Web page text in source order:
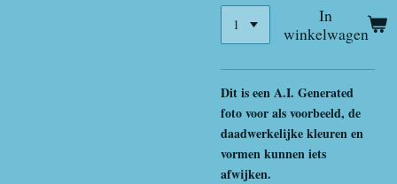
In
winkelwagen
Dit is een A.I. Generated
foto voor als voorbeeld, de
daadwerkelijke kleuren en
vormen kunnen iets
afwijken.